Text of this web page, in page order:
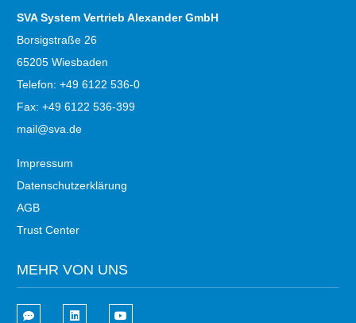
SVA System Vertrieb Alexander GmbH
Borsigstraße 26
65205 Wiesbaden
Telefon: +49 6122 536-0
Fax: +49 6122 536-399
mail@sva.de
Impressum
Datenschutzerklärung
AGB
Trust Center
MEHR VON UNS